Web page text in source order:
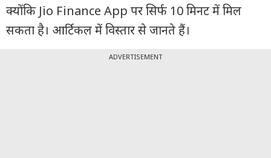
वीडियो
ट्रेंडिंग
क्योंकि Jio Finance App पर सिर्फ 10 मिनट में मिल
सकता है। आर्टिकल में विस्तार से जानते हैं।
ADVERTISEMENT